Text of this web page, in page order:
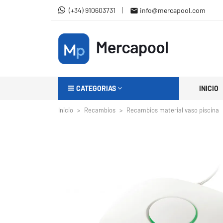
(+34) 910603731 |  info@mercapool.com
CATEGORIAS INICIO
Inicio Recambios Recambios material vaso piscina